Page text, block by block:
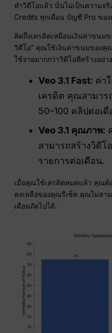
ทำวิดีโอแล้ว นั่นไม่เป็นความจริ
Credits ทุกเดือน บัญชี Pro ขอ
คิดถึงเครดิตเหมือนเงินค่าขนม
วิดีโอ” คุณใช้เงินค่าขนมของคุ
ใช้จ่ายมากกว่าวิดีโอที่สร้างอย่า
Veo 3.1 Fast: ค่า
เครดิต คุณสามาร
50–100 คลิปต่อเดื
Veo 3.1 คุณภาพ:
สามารถสร้างวิดีโ
รายการต่อเดือน.
เมื่อคุณใช้เครดิตหมดแล้ว คุณต้
คงเหลือของคุณรีเซ็ต คุณไม่สา
เดือนถัดไปได้.